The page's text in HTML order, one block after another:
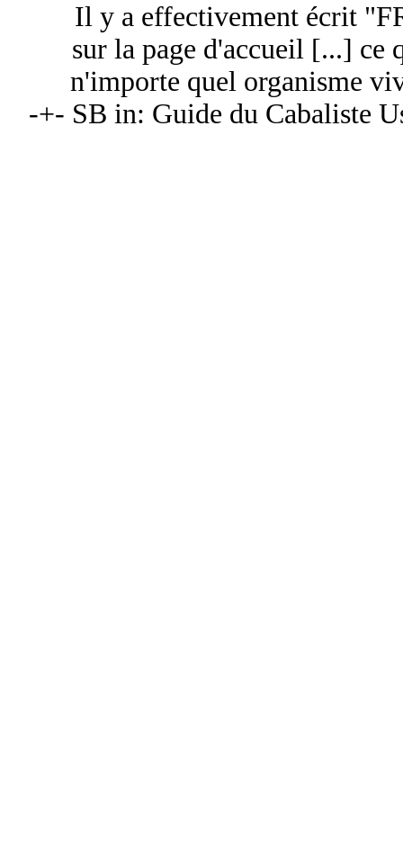
Il y a effectivement écrit
sur la page d'accueil [...] ce
n'importe quel organisme
-+- SB in: Guide du Cabaliste